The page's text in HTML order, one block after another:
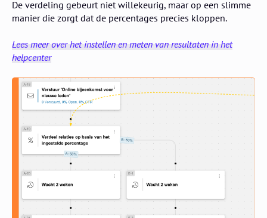
De verdeling gebeurt niet willekeurig, maar op een slimme
manier die zorgt dat de percentages precies kloppen.
Lees meer over het instellen en meten van resultaten in het
helpcenter